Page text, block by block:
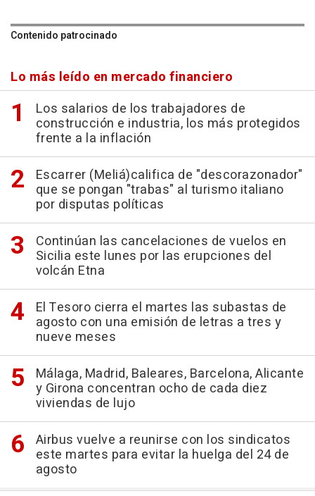
Contenido patrocinado
Lo más leído en mercado financiero
Los salarios de los trabajadores de
construcción e industria, los más protegidos
frente a la inflación
Escarrer (Meliá)califica de "descorazonador"
que se pongan "trabas" al turismo italiano
por disputas políticas
Continúan las cancelaciones de vuelos en
Sicilia este lunes por las erupciones del
volcán Etna
El Tesoro cierra el martes las subastas de
agosto con una emisión de letras a tres y
nueve meses
Málaga, Madrid, Baleares, Barcelona, Alicante
y Girona concentran ocho de cada diez
viviendas de lujo
Airbus vuelve a reunirse con los sindicatos
este martes para evitar la huelga del 24 de
agosto